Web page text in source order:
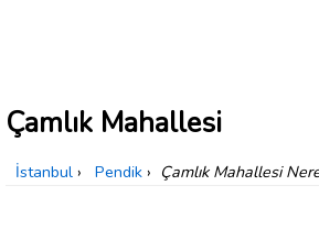
Çamlık Mahallesi
İstanbul › Pendik › Çamlık Mahallesi